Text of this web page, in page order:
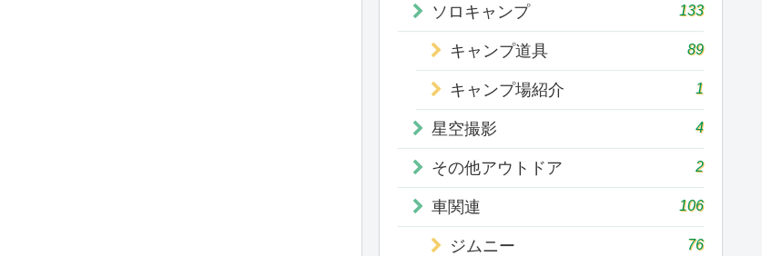
ソロキャンプ 133
キャンプ道具 89
キャンプ場紹介 1
星空撮影 4
その他アウトドア 2
車関連 106
ジムニー 76